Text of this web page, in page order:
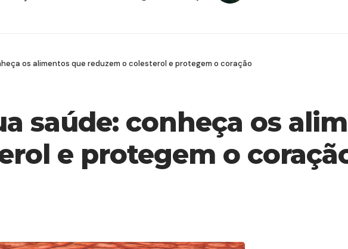
os alimentos que reduzem o colesterol e protegem o coração
saúde: conheça os
e protegem o